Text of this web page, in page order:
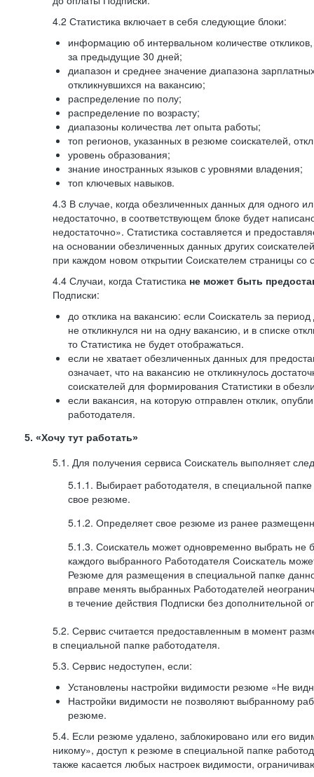
4.2 Статистика включает в себя следующие блоки:
информацию об интервальном количестве
за предыдущие 30 дней;
диапазон и среднее значение диапазона
откликнувшихся на вакансию;
распределение по полу;
распределение по возрасту;
диапазоны количества лет опыта работы;
топ регионов, указанных в резюме соискателей,
уровень образования;
знание иностранных языков с уровнями владения;
топ ключевых навыков.
4.3 В случае, когда обезличенных данных для одного
недостаточно, в соответствующем блоке будет
недостаточно». Статистика составляется и
на основании обезличенных данных других
при каждом новом открытии Соискателем страницы со
4.4 Случаи, когда Статистика не может быть
Подписки:
до отклика на вакансию: если Соискатель за период
не откликнулся ни на одну вакансию, и в списке
то Статистика не будет отображаться.
если не хватает обезличенных данных для
означает, что на вакансию не откликнулось
соискателей для формирования Статистики в
если вакансия, на которую отправлен отклик,
работодателя.
5. «Хочу тут работать»
5.1. Для получения сервиса Соискатель выполняет
5.1.1. Выбирает работодателя, в специальной папке
свое резюме.
5.1.2. Определяет свое резюме из ранее
5.1.3. Соискатель может одновременно выбрать не
каждого выбранного Работодателя Соискатель
Резюме для размещения в специальной папке
вправе менять выбранных Работодателей
в течение действия Подписки без дополнительной
5.2. Сервис считается предоставленным в момент
в специальной папке работодателя.
5.3. Сервис недоступен, если:
Установлены настройки видимости резюме «Не
Настройки видимости не позволяют выбранному
резюме.
5.4. Если резюме удалено, заблокировано или его
никому», доступ к резюме в специальной папке
также касается любых настроек видимости,